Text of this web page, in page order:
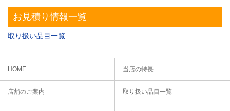
お見積り情報一覧
取り扱い品目一覧
HOME 当店の特長
店舗のご案内 取り扱い品目一覧